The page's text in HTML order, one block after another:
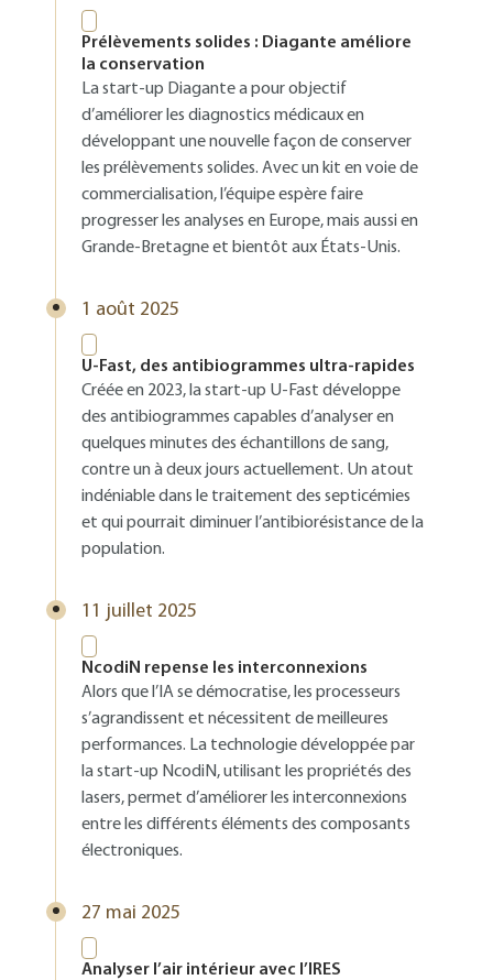
Prélèvements solides : Diagante améliore
la conservation
La start-up Diagante a pour objectif
d’améliorer les diagnostics médicaux en
développant une nouvelle façon de conserver
les prélèvements solides. Avec un kit en voie de
commercialisation, l’équipe espère faire
progresser les analyses en Europe, mais aussi en
Grande-Bretagne et bientôt aux États-Unis.
1 août 2025
U-Fast, des antibiogrammes ultra-rapides
Créée en 2023, la start-up U-Fast développe
des antibiogrammes capables d’analyser en
quelques minutes des échantillons de sang,
contre un à deux jours actuellement. Un atout
indéniable dans le traitement des septicémies
et qui pourrait diminuer l’antibiorésistance de la
population.
11 juillet 2025
NcodiN repense les interconnexions
Alors que l’IA se démocratise, les processeurs
s’agrandissent et nécessitent de meilleures
performances. La technologie développée par
la start-up NcodiN, utilisant les propriétés des
lasers, permet d’améliorer les interconnexions
entre les différents éléments des composants
électroniques.
27 mai 2025
Analyser l’air intérieur avec l’IRES